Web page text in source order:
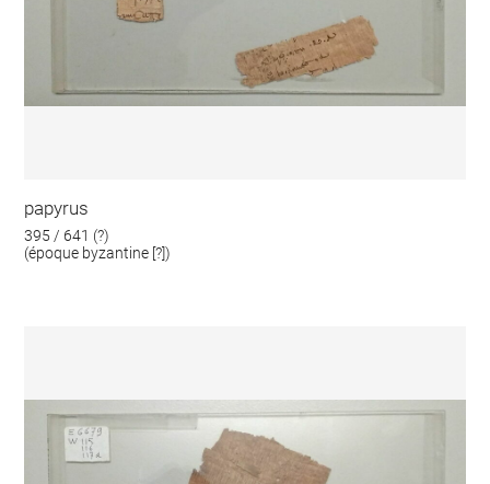
papyrus
395 / 641 (?)
(époque byzantine [?])